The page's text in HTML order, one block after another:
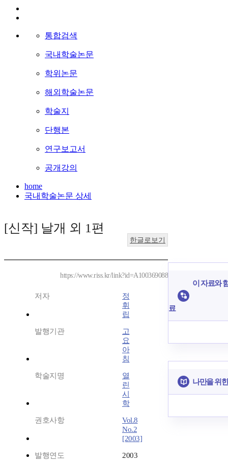
통합검색
국내학술논문
학위논문
해외학술논문
학술지
단행본
연구보고서
공개강의
home
국내학술논문 상세
[신작] 날개 외 1편
한글로보기
https://www.riss.kr/link?id=A100369088
저자
정
휘
립
발행기관
고
요
아
침
학술지명
열
린
시
학
권호사항
Vol.8
No.2
[2003]
발행연도 2003
이 자료와
료
나만을 위